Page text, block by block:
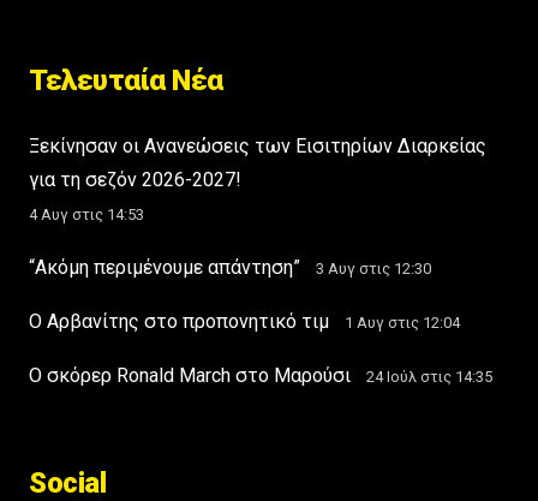
Τελευταία Νέα
Ξεκίνησαν οι Ανανεώσεις των Εισιτηρίων Διαρκείας
για τη σεζόν 2026-2027!
4 Αυγ στις 14:53
“Ακόμη περιμένουμε απάντηση” 3 Αυγ στις 12:30
Ο Αρβανίτης στο προπονητικό τιμ 1 Αυγ στις 12:04
Ο σκόρερ Ronald March στο Μαρούσι 24 Ιούλ στις 14:35
Social